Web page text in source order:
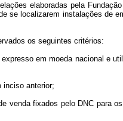
elaboradas pela
se localizarem instalações de
os seguintes critérios:
em moeda nacional e
inciso anterior;
venda fixados pelo DNC para